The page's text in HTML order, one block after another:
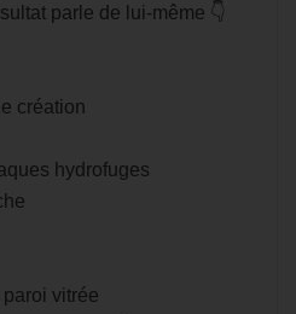
parle de lui-même 👇
création
hydrofuges
vitrée